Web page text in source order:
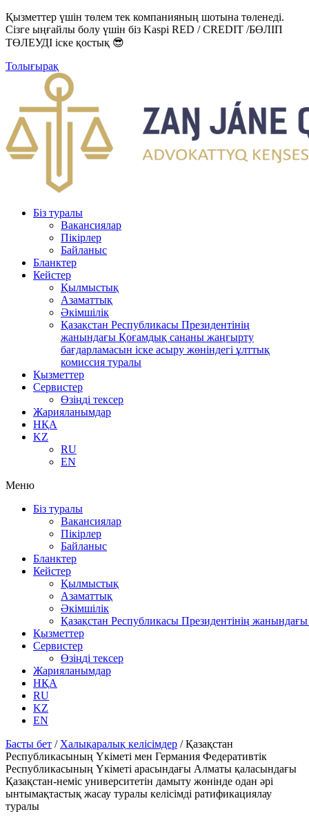
Қызметтер үшін төлем тек компанияның шотына төленеді.
Сізге ыңғайлы болу үшін біз Kaspi RED / CREDIT /БӨЛІП
ТӨЛЕУДІ іске қостық 😎
Толығырақ
Біз туралы
Вакансиялар
Пікірлер
Байланыс
Бланктер
Кейстер
Қылмыстық
Азаматтық
Әкімшілік
Қазақстан Республикасы Президентінің
жанындағы Қоғамдық сананы жаңғырту
бағдарламасын іске асыру жөніндегі ұлттық
комиссия туралы
Қызметтер
Сервистер
Өзіңді тексер
Жарияланымдар
НҚА
KZ
RU
EN
Меню
Біз туралы
Вакансиялар
Пікірлер
Байланыс
Бланктер
Кейстер
Қылмыстық
Азаматтық
Әкімшілік
Қазақстан Республикасы Президентінің
Қызметтер
Сервистер
Өзіңді тексер
Жарияланымдар
НҚА
RU
KZ
EN
Басты бет / Халықаралық келісімдер /Қазақстан
Республикасының Үкіметі мен Германия Федеративтік
Республикасының Үкіметі арасындағы Алматы қаласындағы
Қазақстан-неміс университетін дамыту жөнінде одан әрі
ынтымақтастық жасау туралы келісімді ратификациялау
туралы